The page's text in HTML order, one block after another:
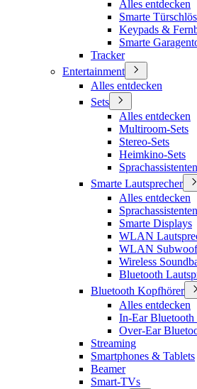
Alles entdecken
Smarte
Keypads &
Smarte
Tracker
Entertainment
Alles entdecken
Sets
Alles entdecken
Multiroom-Sets
Stereo-Sets
Heimkino-Sets
Smarte Lautsprecher
Alles entdecken
Sprachassistenten
Smarte Displays
WLAN
WLAN
Wireless
Bluetooth
Bluetooth Kopfhörer
Alles entdecken
In-Ear
Over-Ear
Streaming
Smartphones & Tablets
Beamer
Smart-TVs